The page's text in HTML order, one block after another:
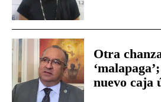
Otra
nuevo caja